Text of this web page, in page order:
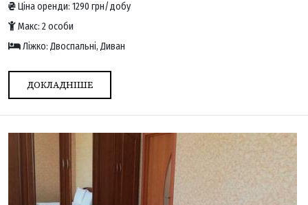
Ціна оренди: 1290 грн/добу
Макс: 2 особи
Ліжко: Двоспальні, Диван
ДОКЛАДНІШЕ